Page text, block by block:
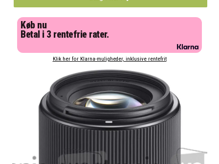
Køb nu
Betal i 3 rentefrie rater.
Klik her for Klarna-muligheder, inklusive rentefrit